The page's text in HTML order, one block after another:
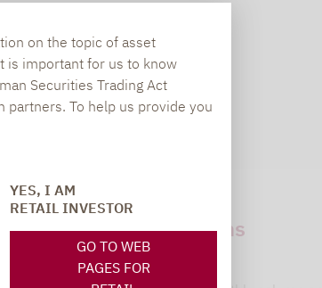
on the topic of asset
is important for us to know
Securities Trading Act
To help us provide you
YES, I AM
RETAIL INVESTOR
GO TO WEB
PAGES FOR
Newsletter
subscriptions
leitwolfs view